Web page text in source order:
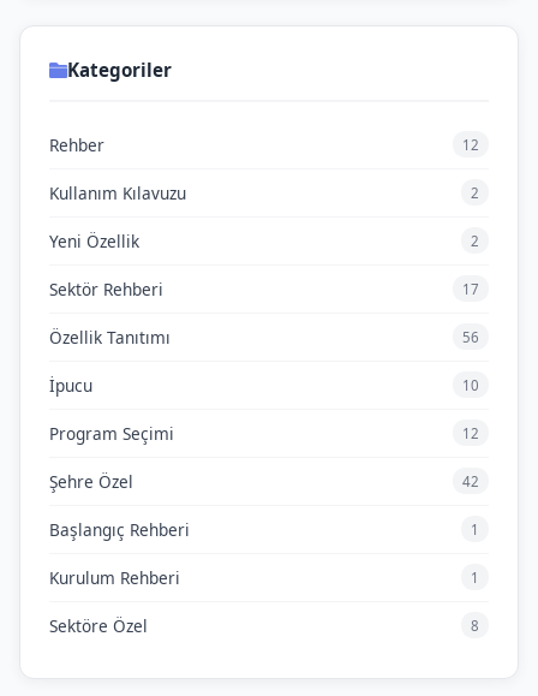
Kategoriler
Rehber 12
Kullanım Kılavuzu 2
Yeni Özellik 2
Sektör Rehberi 17
Özellik Tanıtımı 56
İpucu 10
Program Seçimi 12
Şehre Özel 42
Başlangıç Rehberi 1
Kurulum Rehberi 1
Sektöre Özel 8